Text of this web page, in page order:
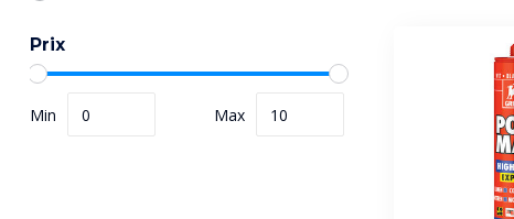
Prix
Min Max